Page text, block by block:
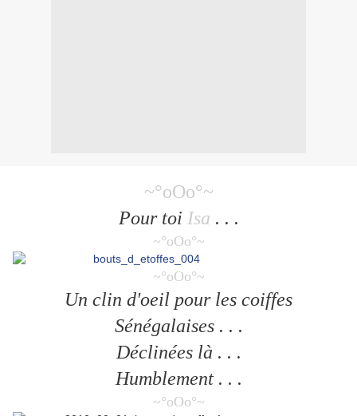
~°oOo°~
Pour toi Isa . . .
~°oOo°~
~°oOo°~
Un clin d'oeil pour les coiffes
Sénégalaises . . .
Déclinées là . . .
Humblement . . .
~°oOo°~